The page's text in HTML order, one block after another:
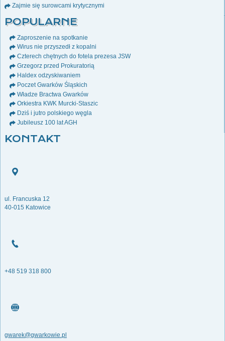
Zajmie się surowcami krytycznymi
POPULARNE
Zaproszenie na spotkanie
Wirus nie przyszedł z kopalni
Czterech chętnych do fotela prezesa JSW
Grzegorz przed Prokuratorią
Haldex odzyskiwaniem
Poczet Gwarków Śląskich
Władze Bractwa Gwarków
Orkiestra KWK Murcki-Staszic
Dziś i jutro polskiego węgla
Jubileusz 100 lat AGH
KONTAKT
ul. Francuska 12
40-015 Katowice
+48 519 318 800
gwarek@gwarkowie.pl